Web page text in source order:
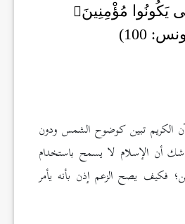
يَكُونُوا مُؤْمِنِينَ
100)
الكريم تبين كوضوح الشمس ودون
أن الإسلام لا يسمح باستخدام
فكيف يصح الزعم إذن بأنه يأمر